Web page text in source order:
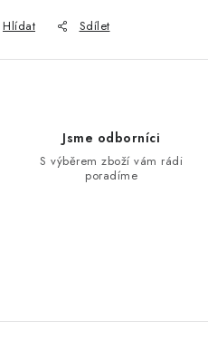
Hlídat Sdílet
Jsme odborníci
S výběrem zboží vám rádi
poradíme